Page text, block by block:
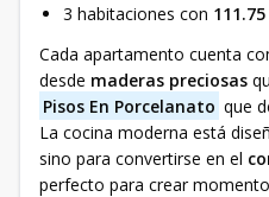
3 habitaciones con
Cada apartamento cuenta
desde maderas preciosas
Pisos En Porcelanato que
La cocina moderna está
sino para convertirse en el
perfecto para crear